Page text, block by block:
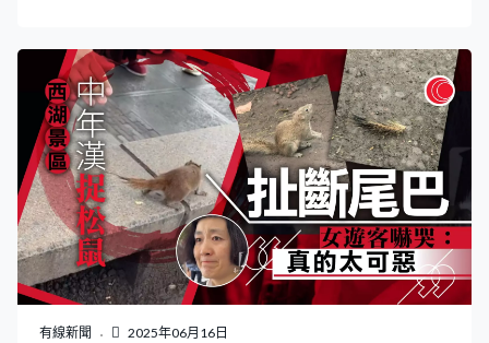
為僭建物，當時署方稱已跟進處理。然而，數月過去，廣
告牌依然存在，毫無拆除跡象。《一線搜查》以市民身份
再次聯繫屋宇署，職員回應指，處理僭建物需由大廈業主
立案法團自行負責，「唔應該話下下出動政府部門幫佢處
理，因為始終香港太多僭建物，好難話一發現僭建物就出
命令，我哋要排住隊做。」 翻查網上街景圖顯示，該廣告
牌早在2009年3月已存在，當時尚未出租。數月後，陸續
有護老院、旅行社等租用廣告位，近年廣告種類更趨多元
化，涵蓋多個行業。 廣告公司租用近20年 收入估計達
480萬 廣告牌位於協和街，業權屬於月華街一大廈，至於
廣告牌的營運則由觀塘一間廣告承辦商負責。公司職員表
有線新聞 2025年06月16日